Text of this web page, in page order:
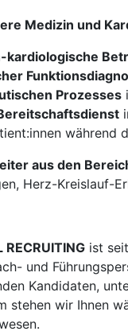
Medizin und
Prozesses
während
aus den
Herz-Kreislauf-
RECRUITING ist
und
Kandidaten,
stehen wir Ihnen